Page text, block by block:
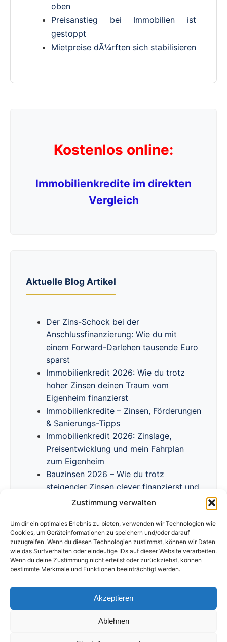
Zustimmung verwalten
Um dir ein optimales Erlebnis zu bieten, verwenden wir Technologien wie
Cookies, um Geräteinformationen zu speichern und/oder darauf
zuzugreifen. Wenn du diesen Technologien zustimmst, können wir Daten
wie das Surfverhalten oder eindeutige IDs auf dieser Website verarbeiten.
Wenn du deine Zustimmung nicht erteilst oder zurückziehst, können
bestimmte Merkmale und Funktionen beeinträchtigt werden.
Akzeptieren
Ablehnen
oben
Preisanstieg bei Immobilien ist
gestoppt
Mietpreise dÃ¼rften sich stabilisieren
Kostenlos online:
Immobilienkredite im direkten
Vergleich
Aktuelle Blog Artikel
Der Zins-Schock bei der
Anschlussfinanzierung: Wie du mit
einem Forward-Darlehen tausende Euro
sparst
Immobilienkredit 2026: Wie du trotz
hoher Zinsen deinen Traum vom
Eigenheim finanzierst
Immobilienkredite – Zinsen, Förderungen
& Sanierungs-Tipps
Immobilienkredit 2026: Zinslage,
Preisentwicklung und mein Fahrplan
zum Eigenheim
Bauzinsen 2026 – Wie du trotz
steigender Zinsen clever finanzierst und
Förderprogramme nutzt
Cookie Richtlinie